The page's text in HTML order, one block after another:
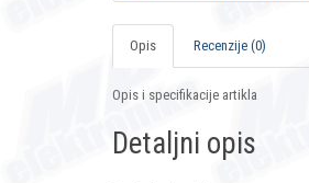
Opis Recenzije (0)
Opis i specifikacije artikla
Detaljni opis